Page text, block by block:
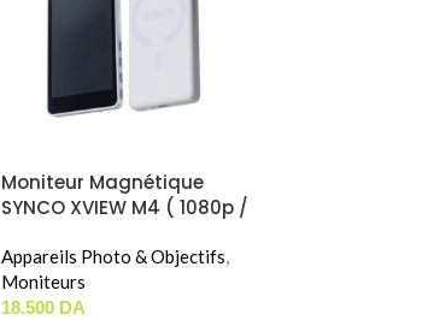
Moniteur Magnétique
SYNCO XVIEW M4 ( 1080p /
Appareils Photo & Objectifs,
Moniteurs
18.500 DA